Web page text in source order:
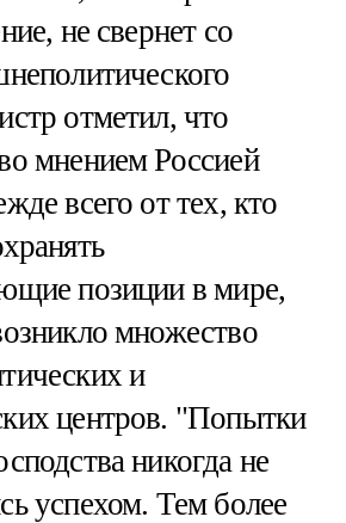
не свернет со
отметил, что
мнением Россией
всего от тех, кто
позиции в мире,
множество
и
центров. "Попытки
никогда не
успехом. Тем более